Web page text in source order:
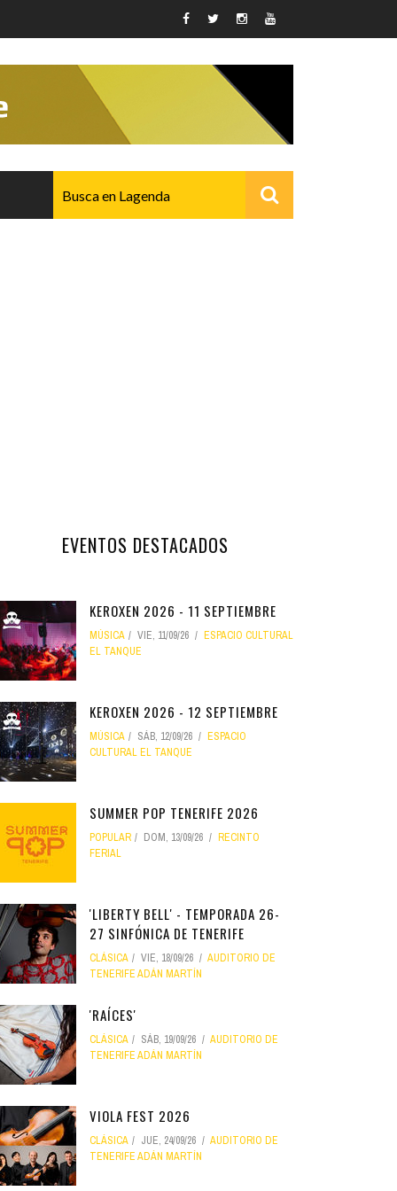
EVENTOS DESTACADOS
KEROXEN 2026 - 11 SEPTIEMBRE
MÚSICA VIE, 11/09/26
ESPACIO CULTURAL
EL TANQUE
KEROXEN 2026 - 12 SEPTIEMBRE
MÚSICA SÁB, 12/09/26
ESPACIO
CULTURAL EL TANQUE
SUMMER POP TENERIFE 2026
POPULAR DOM, 13/09/26
RECINTO
FERIAL
'LIBERTY BELL' - TEMPORADA 26-
27 SINFÓNICA DE TENERIFE
CLÁSICA VIE, 18/09/26
AUDITORIO DE
TENERIFE ADÁN MARTÍN
'RAÍCES'
CLÁSICA SÁB, 19/09/26
AUDITORIO DE
TENERIFE ADÁN MARTÍN
VIOLA FEST 2026
CLÁSICA JUE, 24/09/26
AUDITORIO DE
TENERIFE ADÁN MARTÍN